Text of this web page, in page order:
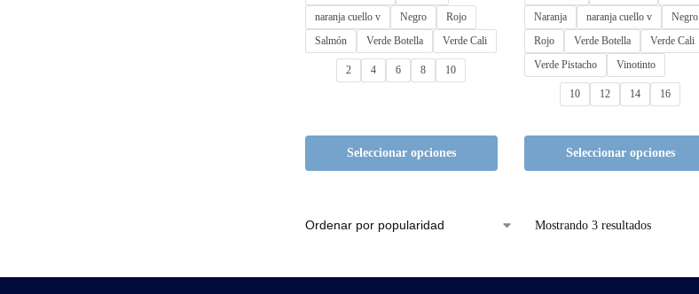
naranja cuello v
Negro
Rojo
Salmón
Verde Botella Verde Cali
2 4 6 8 10
Seleccionar opciones
Naranja
naranja cuello v
Negro
Rojo
Verde Botella
Verde Cali
Verde Pistacho
Vinotinto
10 12 14 16
Seleccionar opciones
Mostrando 3 resultados